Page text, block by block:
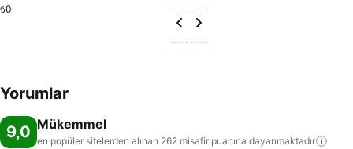
₺0
Yorumlar
9,0 Mükemmel
en popüler sitelerden alınan 262 misafir puanına dayanmaktadır